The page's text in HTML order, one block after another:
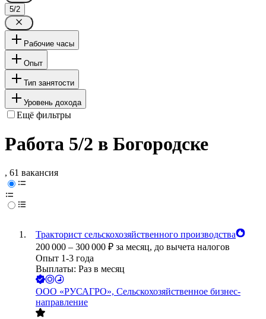
5/2
Рабочие часы
Опыт
Тип занятости
Уровень дохода
Ещё фильтры
Работа 5/2 в Богородске
, 61 вакансия
Тракторист сельскохозяйственного производства
200 000 – 300 000 ₽ за месяц, до вычета налогов
Опыт 1-3 года
Выплаты: Раз в месяц
ООО «РУСАГРО», Сельскохозяйственное бизнес-
направление